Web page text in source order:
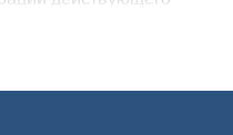
этанола печенью
а потом выпить,